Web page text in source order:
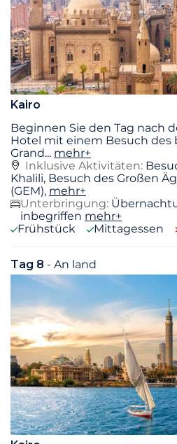
Kairo
Beginnen Sie den Tag nach
Hotel mit einem Besuch
Grand... mehr+
Inklusive Aktivitäten:
Khalili, Besuch des Großen
(GEM), mehr+
Unterbringung:
inbegriffen mehr+
Frühstück
Mittagessen
Tag 8 - An land